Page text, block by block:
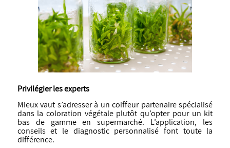
Privilégier les experts
Mieux vaut s’adresser à un coiffeur partenaire spécialisé
dans la coloration végétale plutôt qu’opter pour un kit
bas de gamme en supermarché. L’application, les
conseils et le diagnostic personnalisé font toute la
différence.